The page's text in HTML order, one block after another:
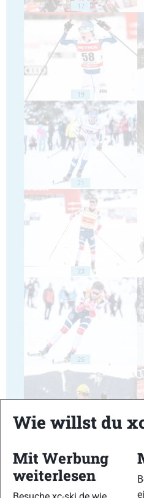
17
19
21
23
25
Wie willst du
Mit Werbung
weiterlesen